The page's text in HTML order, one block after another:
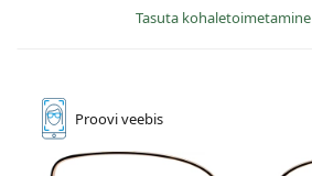
Tasuta kohaletoimetamine
Prooviveebis